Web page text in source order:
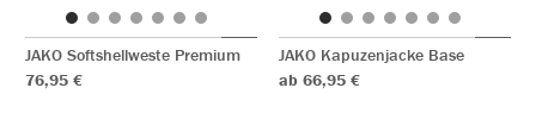
JAKO Softshellweste Premium
76,95 €
JAKO Kapuzenjacke Base
ab 66,95 €